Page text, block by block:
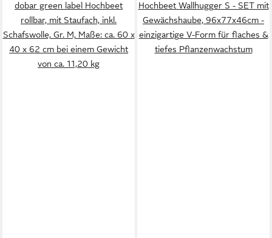
dobar green label Hochbeet
rollbar, mit Staufach, inkl.
Schafswolle, Gr. M, Maße: ca. 60 x
40 x 62 cm bei einem Gewicht
von ca. 11,20 kg
Hochbeet Wallhugger S - SET mit
Gewächshaube, 96x77x46cm -
einzigartige V-Form für flaches &
tiefes Pflanzenwachstum